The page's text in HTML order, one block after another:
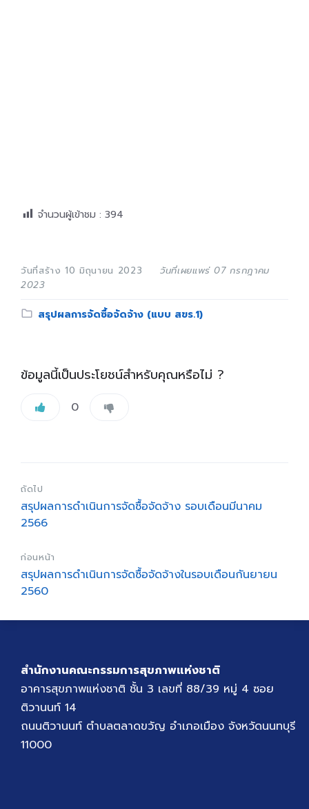
จำนวนผู้เข้าชม : 394
วันที่สร้าง 10 มิถุนายน 2023
วันที่เผยแพร่ 07 กรกฎาคม
2023
Category:
สรุปผลการจัดซื้อจัดจ้าง (แบบ สขร.1)
ข้อมูลนี้เป็นประโยชน์สำหรับคุณหรือไม่ ?
0
ถัดไป
สรุปผลการดำเนินการจัดซื้อจัดจ้าง รอบเดือนมีนาคม
2566
ก่อนหน้า
สรุปผลการดำเนินการจัดซื้อจัดจ้างในรอบเดือนกันยายน
2560
สำนักงานคณะกรรมการสุขภาพแห่งชาติ
อาคารสุขภาพแห่งชาติ ชั้น 3 เลขที่ 88/39 หมู่ 4 ซอย
ติวานนท์ 14
ถนนติวานนท์ ตำบลตลาดขวัญ อำเภอเมือง จังหวัดนนทบุรี
11000